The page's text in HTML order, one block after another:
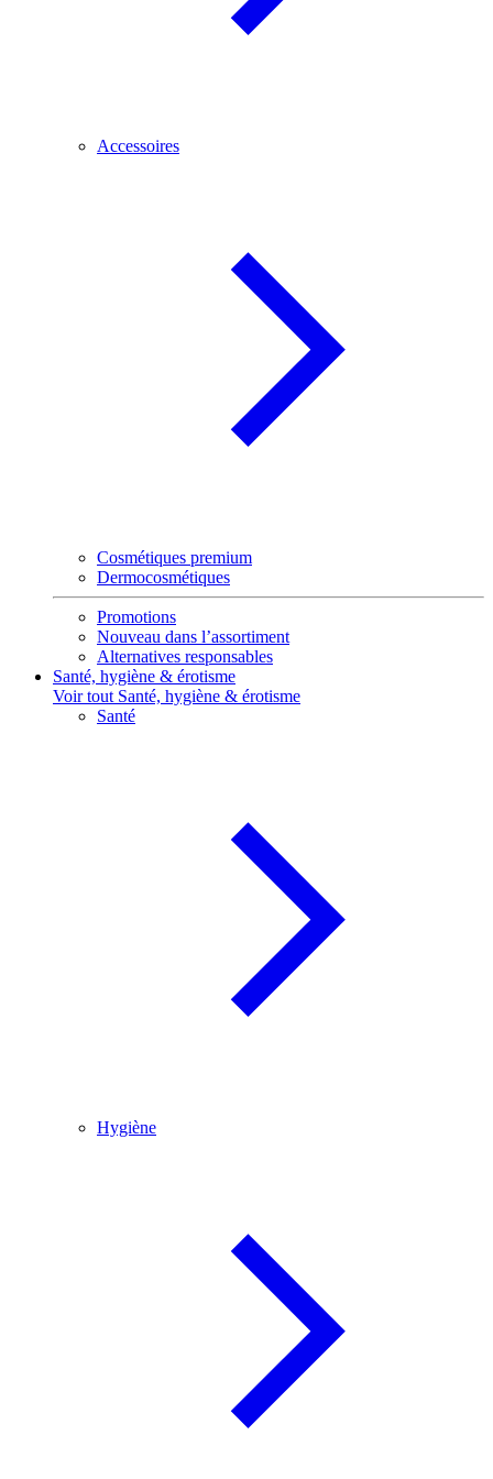
Accessoires
Cosmétiques premium
Dermocosmétiques
Promotions
Nouveau dans l’assortiment
Alternatives responsables
Santé, hygiène & érotisme
Voir tout Santé, hygiène & érotisme
Santé
Hygiène